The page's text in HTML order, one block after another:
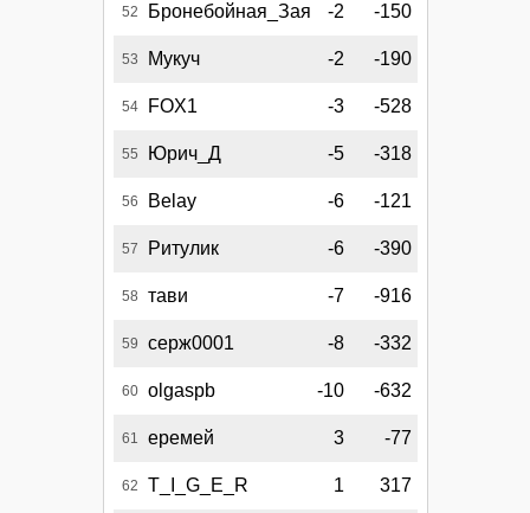
52 Бронебойная_Зая -2 -150
53 Мукуч -2 -190
54 FOX1 -3 -528
55 Юрич_Д -5 -318
56 Belay -6 -121
57 Ритулик -6 -390
58 тави -7 -916
59 серж0001 -8 -332
60 olgaspb -10 -632
61 еремей 3 -77
62 T_I_G_E_R 1 317